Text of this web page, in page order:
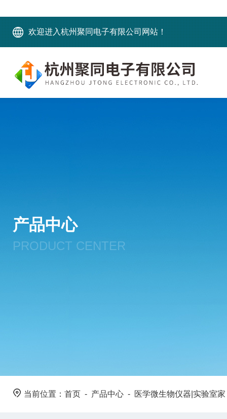
欢迎进入杭州聚同电子有限公司网站！
产品中心
PRODUCT CENTER
当前位置： 首页 - 产品中心 - 医学微生物仪器|实验室家